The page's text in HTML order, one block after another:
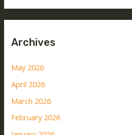
Archives
May 2026
April 2026
March 2026
February 2026